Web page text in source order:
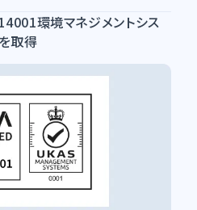
環境マネジメントシス
取得